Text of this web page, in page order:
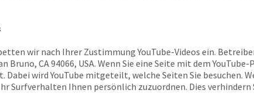
wir nach Ihrer Zustimmung YouTube-Videos ein.
Bruno, CA 94066, USA. Wenn Sie eine Seite mit dem
Dabei wird YouTube mitgeteilt, welche Seiten Sie besuchen.
Surfverhalten Ihnen persönlich zuzuordnen. Dies verhindern